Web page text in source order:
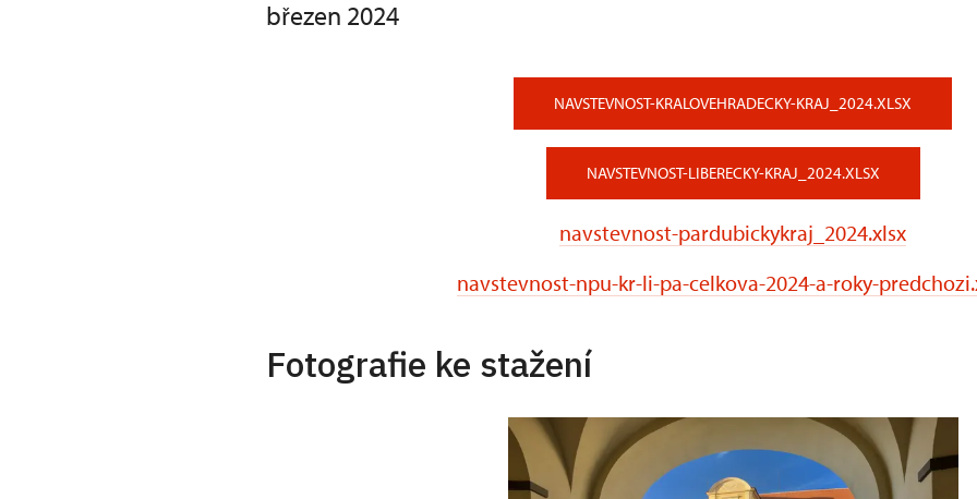
březen 2024
NAVSTEVNOST-KRALOVEHRADECKY-KRAJ_2024.XLSX
NAVSTEVNOST-LIBERECKY-KRAJ_2024.XLSX
navstevnost-pardubickykraj_2024.xlsx
navstevnost-npu-kr-li-pa-celkova-2024-a-roky-
Fotografie ke stažení